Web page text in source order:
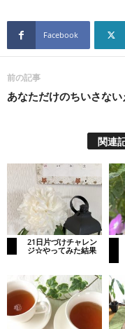
Facebook
前の記事
あなただけのちいさない
関連
21日片づけチャレン
ジ☆やってみた結果